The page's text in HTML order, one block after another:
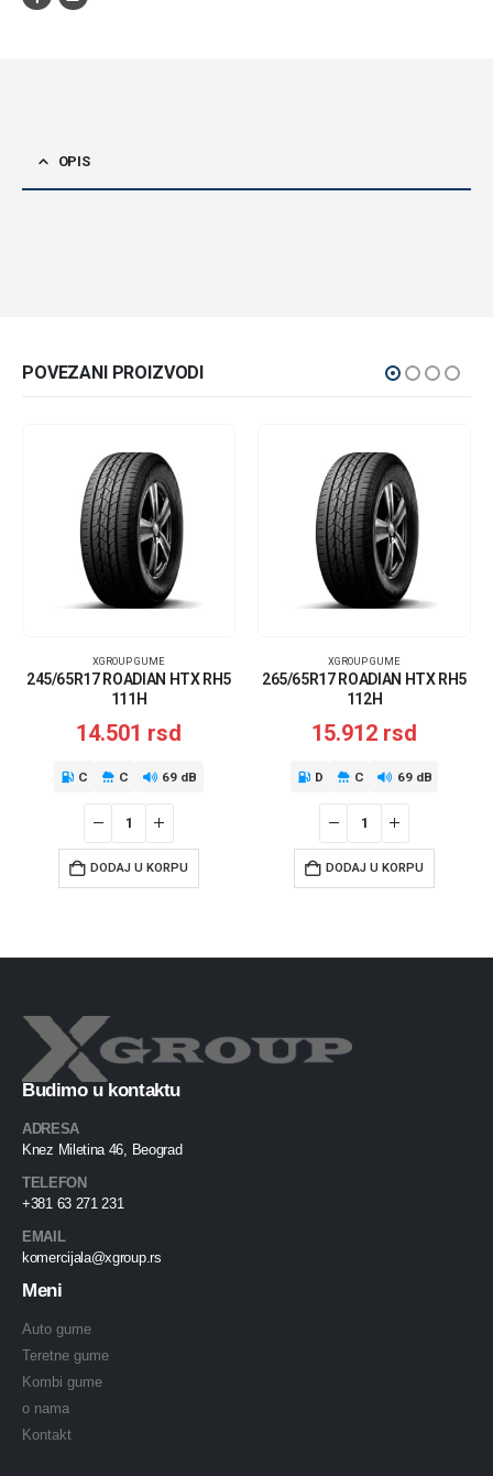
OPIS
POVEZANI PROIZVODI
XGROUP GUME
245/65R17 ROADIAN HTX RH5
111H
14.501 rsd
C C 69 dB
DODAJ U KORPU
XGROUP GUME
265/65R17 ROADIAN HTX RH5
112H
15.912 rsd
D C 69 dB
DODAJ U KORPU
Budimo u kontaktu
ADRESA
Knez Miletina 46, Beograd
TELEFON
+381 63 271 231
EMAIL
komercijala@xgroup.rs
Meni
Auto gume
Teretne gume
Kombi gume
o nama
Kontakt